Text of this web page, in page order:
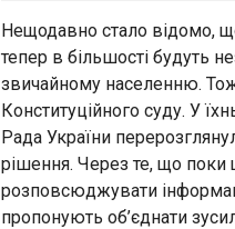
Нещодавно стало відомо,
тепер в більшості будуть
звичайному населенню.
Конституційного суду. У
Рада України
рішення. Через те, що поки
розповсюджувати
пропонують об’єднати